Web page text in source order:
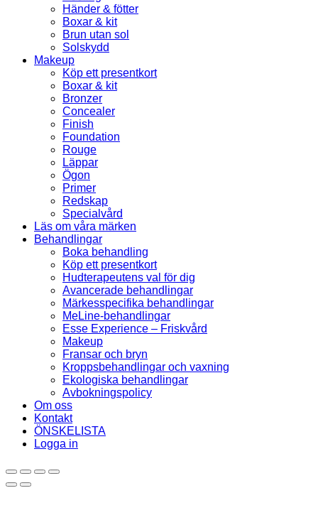
Händer & fötter
Boxar & kit
Brun utan sol
Solskydd
Makeup
Köp ett presentkort
Boxar & kit
Bronzer
Concealer
Finish
Foundation
Rouge
Läppar
Ögon
Primer
Redskap
Specialvård
Läs om våra märken
Behandlingar
Boka behandling
Köp ett presentkort
Hudterapeutens val för dig
Avancerade behandlingar
Märkesspecifika behandlingar
MeLine-behandlingar
Esse Experience – Friskvård
Makeup
Fransar och bryn
Kroppsbehandlingar och vaxning
Ekologiska behandlingar
Avbokningspolicy
Om oss
Kontakt
ÖNSKELISTA
Logga in